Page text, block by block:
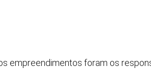
empreendimentos foram os